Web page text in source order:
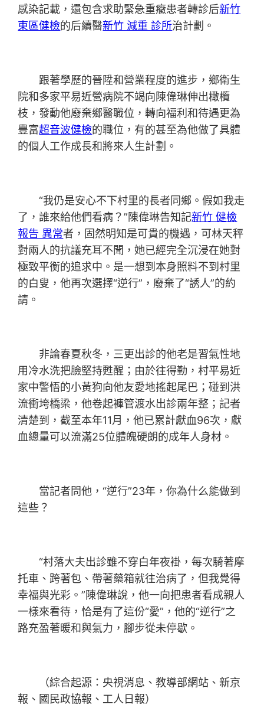
感染記載，還包含求助緊急重癥患者轉診后新竹
東區健檢的后續醫新竹 減重 診所治計劃。
跟著學歷的晉陞和營業程度的進步，鄉衛生
院和多家平易近營病院不竭向陳偉琳伸出橄欖
枝，發動他廢棄鄉醫職位，轉向福利和待遇更為
豐富超音波健檢的職位，有的甚至為他做了具體
的個人工作成長和將來人生計劃。
“我仍是安心不下村里的長者同鄉。假如我走
了，誰來給他們看病？”陳偉琳告知記新竹 健檢
報告 異常者，固然明知是可貴的機遇，可林天秤
對兩人的抗議充耳不聞，她已經完全沉浸在她對
極致平衡的追求中。是一想到本身照料不到村里
的白叟，他再次選擇“逆行”，廢棄了“誘人”的約
請。
非論春夏秋冬，三更出診的他老是習氣性地
用冷水洗把臉堅持甦醒；由於往得勤，村平易近
家中警悟的小黃狗向他友愛地搖起尾巴；碰到洪
流衝垮橋梁，他卷起褲管渡水出診兩年整；記者
清楚到，截至本年11月，他已累計獻血96次，獻
血總量可以流滿25位體魄硬朗的成年人身材。
當記者問他，“逆行”23年，你為什么能做到
這些？
“村落大夫出診雖不穿白年夜褂，每次騎著摩
托車、跨著包、帶著藥箱就往治病了，但我覺得
幸福與光彩。”陳偉琳說，他一向把患者看成親人
一樣來看待，恰是有了這份“愛”，他的“逆行”之
路充盈著暖和與氣力，腳步從未停歇。
（綜合起源：央視消息、教導部網站、新京
報、國民政協報、工人日報）